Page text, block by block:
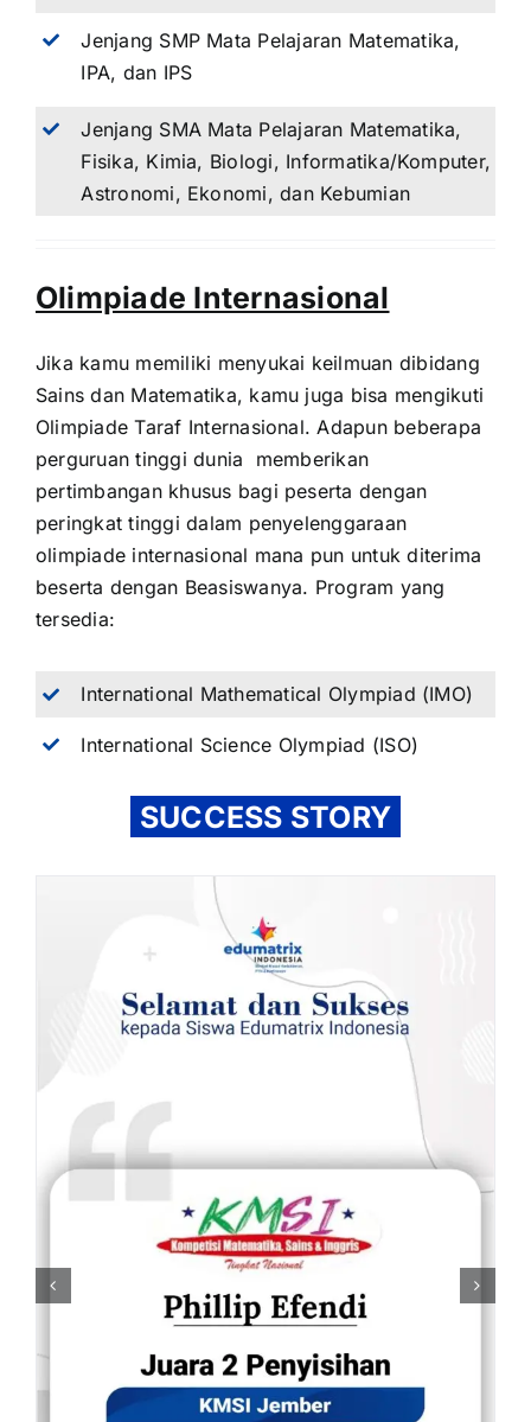
Jenjang SMP Mata Pelajaran Matematika,
IPA, dan IPS
Jenjang SMA Mata Pelajaran Matematika,
Fisika, Kimia, Biologi, Informatika/Komputer,
Astronomi, Ekonomi, dan Kebumian
Olimpiade Internasional
Jika kamu memiliki menyukai keilmuan dibidang
Sains dan Matematika, kamu juga bisa mengikuti
Olimpiade Taraf Internasional. Adapun beberapa
perguruan tinggi dunia memberikan
pertimbangan khusus bagi peserta dengan
peringkat tinggi dalam penyelenggaraan
olimpiade internasional mana pun untuk diterima
beserta dengan Beasiswanya. Program yang
tersedia:
International Mathematical Olympiad (IMO)
International Science Olympiad (ISO)
SUCCESS STORY